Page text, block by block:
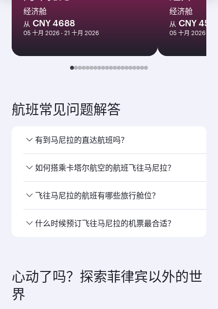
2026
搜索航班
您可能感兴趣的……
阿布扎比